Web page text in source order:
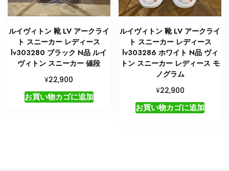
ルイヴィトン 靴 LV アークライ
ト スニーカー レディース
lv303280 ブラック N品 ルイ
ヴィトン スニーカー 値段
¥22,900
お買い物カゴに追加
ルイヴィトン 靴 LV アークライ
ト スニーカー レディース
lv303286 ホワイト N品 ヴィ
トン スニーカー レディース モ
ノグラム
¥22,900
お買い物カゴに追加